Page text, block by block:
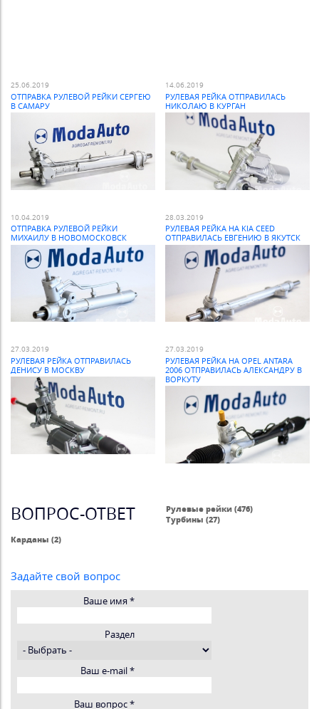
25.06.2019
ОТПРАВКА РУЛЕВОЙ РЕЙКИ СЕРГЕЮ
В САМАРУ
14.06.2019
РУЛЕВАЯ РЕЙКА ОТПРАВИЛАСЬ
НИКОЛАЮ В КУРГАН
10.04.2019
ОТПРАВКА РУЛЕВОЙ РЕЙКИ
МИХАИЛУ В НОВОМОСКОВСК
28.03.2019
РУЛЕВАЯ РЕЙКА НА KIA CEED
ОТПРАВИЛАСЬ ЕВГЕНИЮ В ЯКУТСК
27.03.2019
РУЛЕВАЯ РЕЙКА ОТПРАВИЛАСЬ
ДЕНИСУ В МОСКВУ
27.03.2019
РУЛЕВАЯ РЕЙКА НА OPEL ANTARA
2006 ОТПРАВИЛАСЬ АЛЕКСАНДРУ В
ВОРКУТУ
ВОПРОС-ОТВЕТ
Рулевые рейки (476)
Турбины (27)
Карданы (2)
Задайте свой вопрос
Ваше имя *
Раздел
Ваш e-mail*
Ваш вопрос*